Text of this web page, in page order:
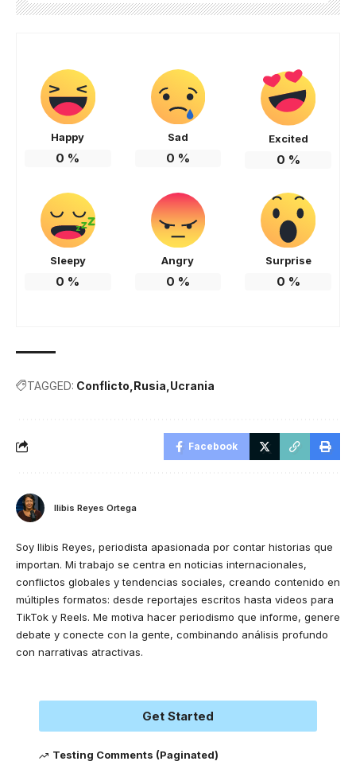
Happy
0 %
Sad
0 %
Excited
0 %
Sleepy
0 %
Angry
0 %
Surprise
0 %
TAGGED: Conflicto Rusia Ucrania
Facebook
Ilibis Reyes Ortega
Soy Ilibis Reyes, periodista apasionada por contar historias que
importan. Mi trabajo se centra en noticias internacionales,
conflictos globales y tendencias sociales, creando contenido en
múltiples formatos: desde reportajes escritos hasta videos para
TikTok y Reels. Me motiva hacer periodismo que informe, genere
debate y conecte con la gente, combinando análisis profundo
con narrativas atractivas.
Get Started
Testing Comments (Paginated)